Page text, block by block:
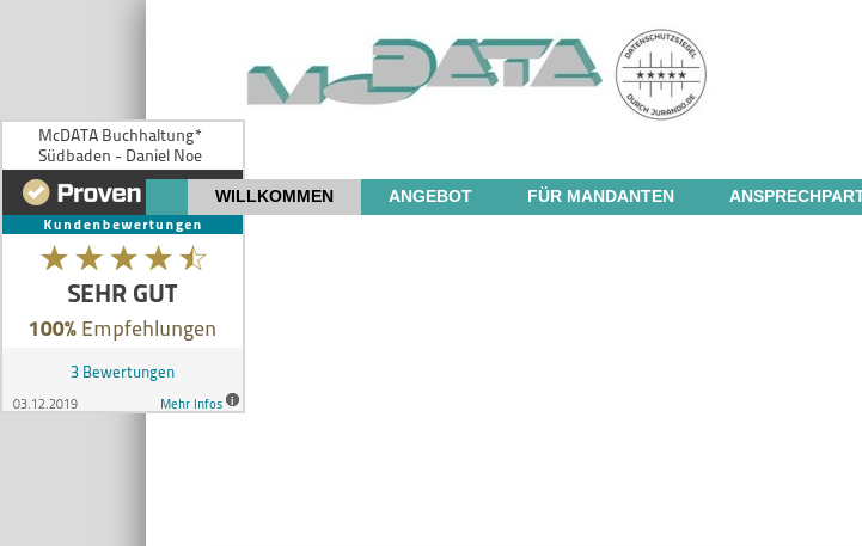
WILLKOMMEN ANGEBOT FÜR MANDANTEN